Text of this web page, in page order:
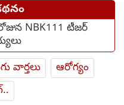
NBK111 టీజర్‌
వార్తలు
ఆరోగ్యం